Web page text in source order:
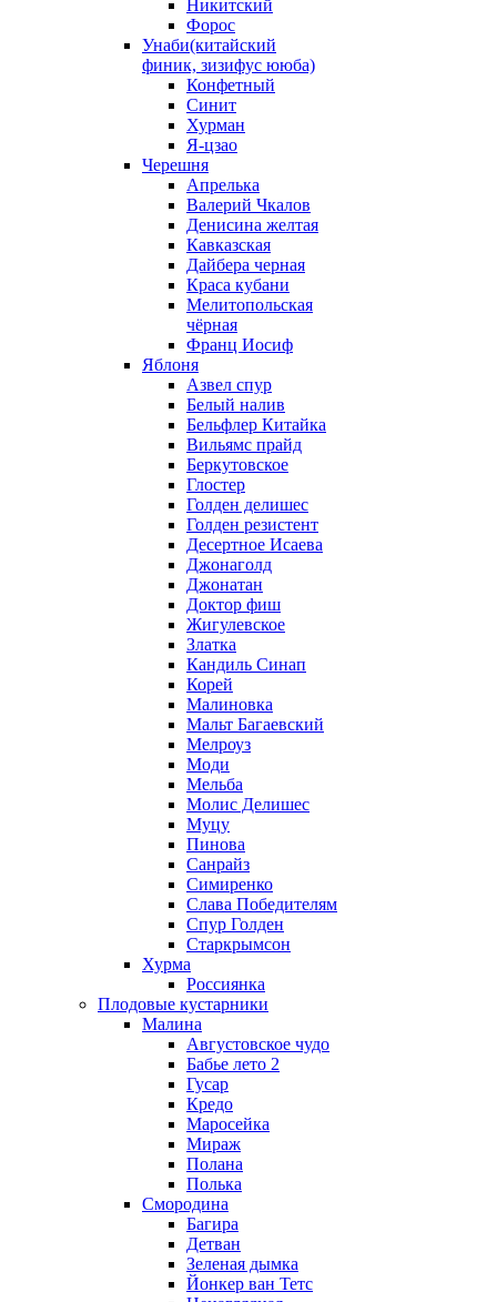
Никитский
Форос
Унаби(китайский
финик, зизифус ююба)
Конфетный
Синит
Хурман
Я-цзао
Черешня
Апрелька
Валерий Чкалов
Денисина желтая
Кавказская
Дайбера черная
Краса кубани
Мелитопольская
чёрная
Франц Иосиф
Яблоня
Азвел спур
Белый налив
Бельфлер Китайка
Вильямс прайд
Беркутовское
Глостер
Голден делишес
Голден резистент
Десертное Исаева
Джонаголд
Джонатан
Доктор фиш
Жигулевское
Златка
Кандиль Синап
Корей
Малиновка
Мальт Багаевский
Мелроуз
Моди
Мельба
Молис Делишес
Муцу
Пинова
Санрайз
Симиренко
Слава Победителям
Спур Голден
Старкрымсон
Хурма
Россиянка
Плодовые кустарники
Малина
Августовское чудо
Бабье лето 2
Гусар
Кредо
Маросейка
Мираж
Полана
Полька
Смородина
Багира
Детван
Зеленая дымка
Йонкер ван Тетс